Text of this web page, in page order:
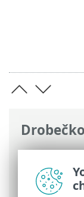
ESET
On-Prem
>
appliance